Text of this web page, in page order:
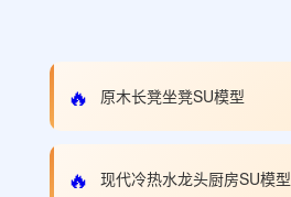
🔥 原木长凳坐凳SU模型
🔥 现代冷热水龙头厨房SU模型